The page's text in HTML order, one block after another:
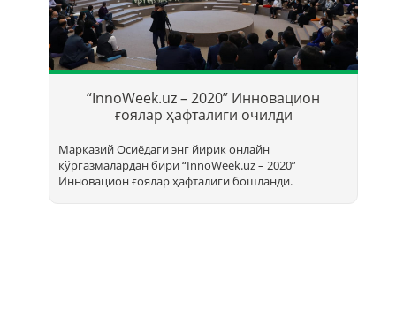
“InnoWeek.uz – 2020” Инновацион
ғоялар ҳафталиги очилди
Марказий Осиёдаги энг йирик онлайн
кўргазмалардан бири “InnoWееk.uz – 2020”
Инновацион ғоялар ҳафталиги бошланди.